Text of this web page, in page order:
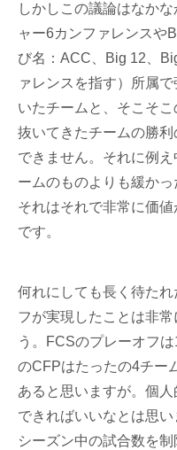
しかしこの議論はなかな
ャー6カンファレンスや
び名：ACC、Big 12、
ァレンスを指す）所属
いたチームと、そこそ
抜いてきたチームの勝
できません。それに例
ームのものよりも緩か
それはそれで非常に価
です。
何れにしても長く待た
フが実現したことは非
う。FCSのプレーオフ
のCFPはたったの4チー
あると思いますが。個
できればいいなとは思
シーズン中の試合数を